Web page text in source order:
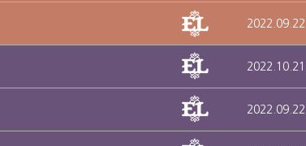
2022.09.22
2022.10.21
2022.09.22